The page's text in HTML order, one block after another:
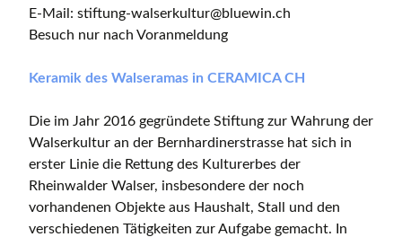
E-Mail: stiftung-walserkultur@bluewin.ch
Besuch nur nach Voranmeldung
Keramik des Walseramas in CERAMICA CH
Die im Jahr 2016 gegründete Stiftung zur Wahrung der
Walserkultur an der Bernhardinerstrasse hat sich in
erster Linie die Rettung des Kulturerbes der
Rheinwalder Walser, insbesondere der noch
vorhandenen Objekte aus Haushalt, Stall und den
verschiedenen Tätigkeiten zur Aufgabe gemacht. In